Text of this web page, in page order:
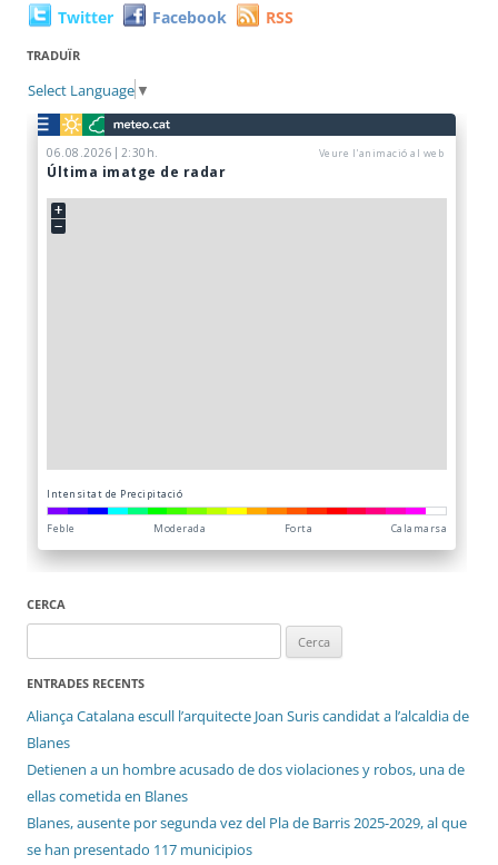
Twitter Facebook RSS
TRADUÏR
Select Language ▼
CERCA
ENTRADES RECENTS
Aliança Catalana escull l’arquitecte Joan Suris candidat a l’alcaldia de
Blanes
Detienen a un hombre acusado de dos violaciones y robos, una de
ellas cometida en Blanes
Blanes, ausente por segunda vez del Pla de Barris 2025-2029, al que
se han presentado 117 municipios